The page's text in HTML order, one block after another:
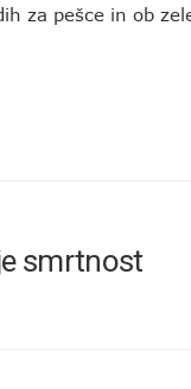
za pešce in ob
smrtnost